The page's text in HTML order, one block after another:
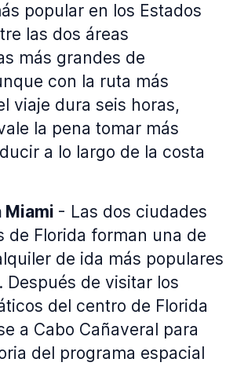
popular en los Estados
las dos áreas
más grandes de
con la ruta más
viaje dura seis horas,
la pena tomar más
a lo largo de la costa
Miami - Las dos ciudades
de Florida forman una de
de ida más populares
Después de visitar los
del centro de Florida
a Cabo Cañaveral para
del programa espacial